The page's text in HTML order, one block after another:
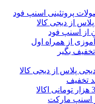
از همراه اول
بگیر
اسنپ مارکت